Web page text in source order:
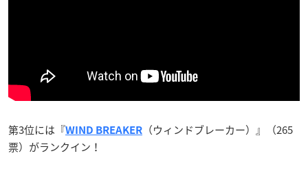
第3位には『WIND BREAKER
（ウィンドブレーカー）』（265
票）がランクイン！